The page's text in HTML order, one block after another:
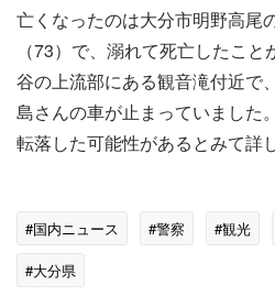
亡くなったのは大分市明野高尾
（73）で、溺れて死亡したこ
谷の上流部にある観音滝付近で
島さんの車が止まっていました。
転落した可能性があるとみて詳
#国内ニュース #警察 #観光
#大分県